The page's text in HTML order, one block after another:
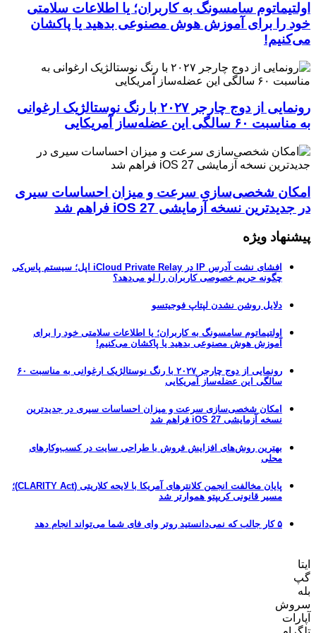
اولتیماتوم سامسونگ به کاربران؛ یا اطلاعات سلامتی
خود را برای آموزش هوش مصنوعی بدهید یا پاکشان
می‌کنیم!
رونمایی از دوج چارجر ۲۰۲۷ با رنگ نوستالژیک ارغوانی
به مناسبت ۶۰ سالگی این عضله‌ساز آمریکایی
امکان شخصی‌سازی سرعت و میزان احساسات سیری
در جدیدترین نسخه آزمایشی iOS 27 فراهم شد
پیشنهاد ویژه
افشای نشت آدرس IP در iCloud Private Relay اپل؛ سیستم پاس‌کی
چگونه حریم خصوصی کاربران را لو می‌دهد؟
دلایل روشن نشدن لپتاپ فوجیتسو
اولتیماتوم سامسونگ به کاربران؛ یا اطلاعات سلامتی خود را برای
آموزش هوش مصنوعی بدهید یا پاکشان می‌کنیم!
رونمایی از دوج چارجر ۲۰۲۷ با رنگ نوستالژیک ارغوانی به مناسبت ۶۰
سالگی این عضله‌ساز آمریکایی
امکان شخصی‌سازی سرعت و میزان احساسات سیری در جدیدترین
نسخه آزمایشی iOS 27 فراهم شد
بهترین روش‌های افزایش فروش با طراحی سایت در کسب‌وکارهای
محلی
پایان مخالفت انجمن کلانترهای آمریکا با لایحه کلاریتی (CLARITY Act)؛
مسیر قانونی کریپتو هموارتر شد
۵ کار جالب که نمی‌دانستید روتر وای فای شما می‌تواند انجام دهد
ایتا
گپ
بله
سروش
آپارات